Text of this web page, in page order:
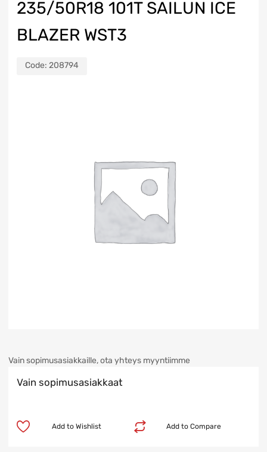
235/50R18 101T SAILUN ICE
BLAZER WST3
Code: 208794
Vain sopimusasiakkaille, ota yhteys myyntiimme
Vain sopimusasiakkaat
Add to Compare
Add to Wishlist